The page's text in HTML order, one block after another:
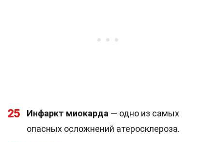
25 Инфаркт миокарда — одно из самых
опасных осложнений атеросклероза.